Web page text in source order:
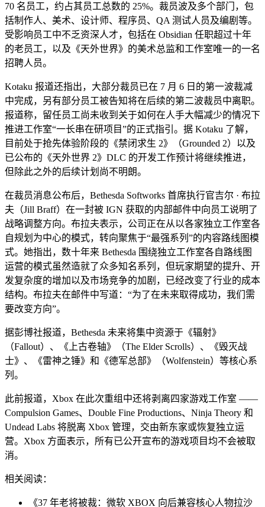
70 名员工，约占其员工总数的 25%。裁员波及多个部门，包
括制作人、美术、设计师、程序员、QA 测试人员及编剧等。
受影响员工中不乏资深人才，包括在 Obsidian 任职超过十年
的老员工，以及《天外世界》的美术总监和工作室唯一的一名
招聘人员。
Kotaku 报道还指出，大部分裁员已在 7 月 6 日的第一波裁减
中完成，另有部分员工被告知将在后续的第二波裁员中离职。
报道称，留任员工尚未收到关于如何在人手大幅减少的情况下
推进工作室“一长串在研项目”的正式指引。据 Kotaku 了解，
目前处于抢先体验阶段的《禁闭求生 2》（Grounded 2）以及
已公布的《天外世界 2》DLC 的开发工作预计将继续推进，
但除此之外的后续计划尚不明朗。
在裁员消息公布后，Bethesda Softworks 首席执行官吉尔 · 布拉
夫（Jill Braff）在一封被 IGN 获取的内部邮件中向员工说明了
战略调整方向。布拉夫表示，公司正在从以各家独立工作室各
自规划为中心的模式，转向聚焦于“最强系列”的内容路线图模
式。她指出，数十年来 Bethesda 围绕独立工作室各自路线图
运营的模式虽然造就了众多知名系列，但玩家期望的提升、开
发复杂度的增加以及市场竞争的加剧，已经改变了行业的成本
结构。布拉夫在邮件中写道：“为了在未来取得成功，我们需
要改变方向”。
据彭博社报道，Bethesda 未来将集中资源于《辐射》
（Fallout）、《上古卷轴》（The Elder Scrolls）、《毁灭战
士》、《雷神之锤》和《德军总部》（Wolfenstein）等核心系
列。
此前报道，Xbox 在此次重组中还将剥离四家游戏工作室 ——
Compulsion Games、Double Fine Productions、Ninja Theory 和
Undead Labs 将脱离 Xbox 管理，交由新东家或恢复独立运
营。Xbox 方面表示，所有已公开宣布的游戏项目均不会被取
消。
相关阅读：
《37 年老将被裁：微软 XBOX 向后兼容核心人物拉沙